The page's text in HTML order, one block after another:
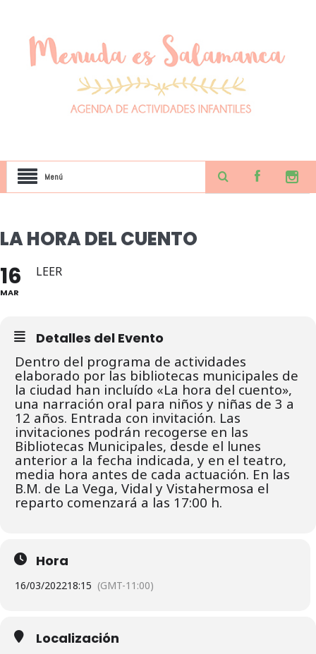
Menú
LA HORA DEL CUENTO
16
MAR
LEER
Detalles del Evento
Dentro del programa de actividades
elaborado por las bibliotecas municipales de
la ciudad han incluído «La hora del cuento»,
una narración oral para niños y niñas de 3 a
12 años. Entrada con invitación. Las
invitaciones podrán recogerse en las
Bibliotecas Municipales, desde el lunes
anterior a la fecha indicada, y en el teatro,
media hora antes de cada actuación. En las
B.M. de La Vega, Vidal y Vistahermosa el
reparto comenzará a las 17:00 h.
Hora
16/03/202218:15 (GMT-11:00)
Localización